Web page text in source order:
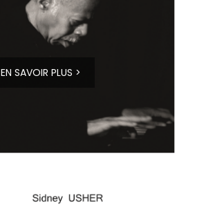
EN SAVOIR PLUS >